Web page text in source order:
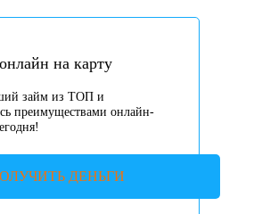
на карту
займ из ТОП и
преимуществами онлайн-
ДЕНЬГИ